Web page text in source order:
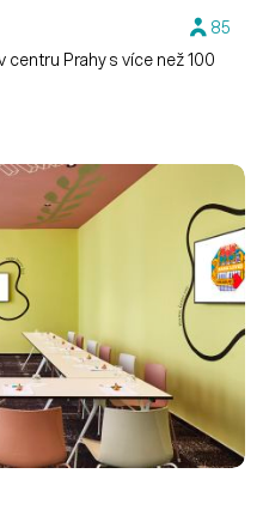
85
Prahy s více než 100